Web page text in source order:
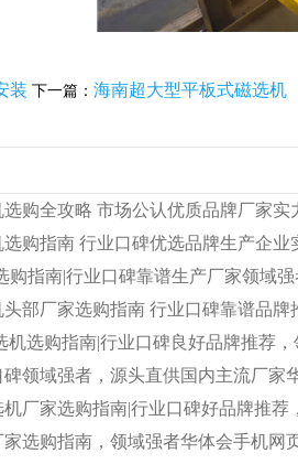
装 下一篇： 海南超大型平板式磁选机
购指南|行业口碑靠谱生产厂家领域